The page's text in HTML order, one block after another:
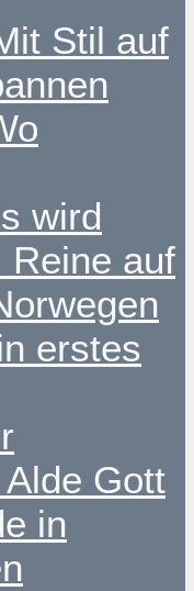
Stil auf
wird
Reine auf
erstes
Gott
in